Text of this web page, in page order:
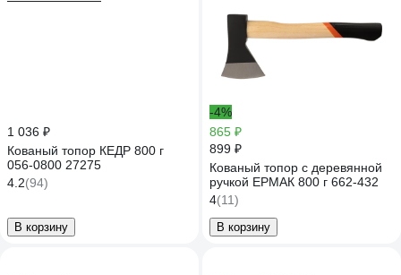
1 036 ₽
Кованый топор КЕДР 800 г
056-0800 27275
4.2(94)
В корзину
-4%
865 ₽
899 ₽
Кованый топор с деревянной
ручкой ЕРМАК 800 г 662-432
4(11)
В корзину